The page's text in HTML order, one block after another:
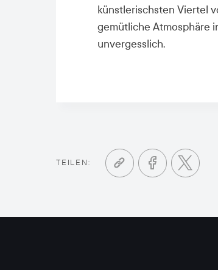
künstlerischsten Viertel
gemütliche Atmosphäre
unvergesslich.
TEILEN: